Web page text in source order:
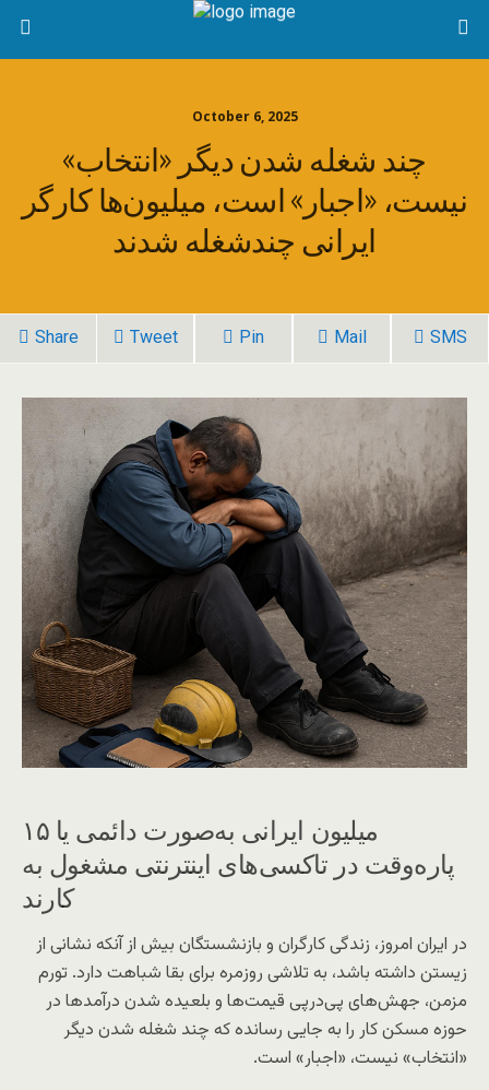
October 6, 2025
چند شغله شدن دیگر «انتخاب»
نیست، «اجبار» است، میلیون‌ها کارگر
ایرانی چندشغله شدند
Share Tweet Pin Mail SMS
۱۵ میلیون ایرانی به‌صورت دائمی یا
پاره‌وقت در تاکسی‌های اینترنتی مشغول به
کارند
در ایران امروز، زندگی کارگران و بازنشستگان بیش از آنکه نشانی از
زیستن داشته باشد، به تلاشی روزمره برای بقا شباهت دارد. تورم
مزمن، جهش‌های پی‌درپی قیمت‌ها و بلعیده شدن درآمدها در
حوزه مسکن کار را به جایی رسانده که چند شغله شدن دیگر
«انتخاب» نیست، «اجبار» است.